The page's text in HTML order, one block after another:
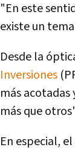
"En este
existe un
Desde la
Inversiones
más
más que
En especial, el